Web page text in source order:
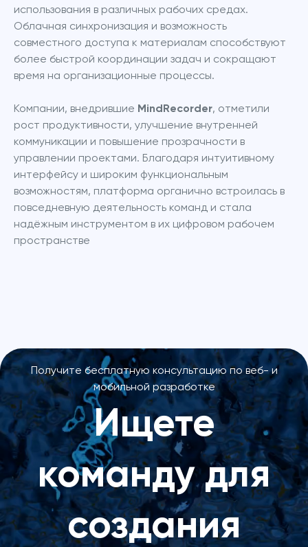
использования в различных рабочих средах.
Облачная синхронизация и возможность
совместного доступа к материалам способствуют
более быстрой координации задач и сокращают
время на организационные процессы.
Компании, внедрившие MindRecorder, отметили
рост продуктивности, улучшение внутренней
коммуникации и повышение прозрачности в
управлении проектами. Благодаря интуитивному
интерфейсу и широким функциональным
возможностям, платформа органично встроилась в
повседневную деятельность команд и стала
надёжным инструментом в их цифровом рабочем
пространстве
Получите бесплатную консультацию по веб- и
мобильной разработке
Ищете
команду для
создания